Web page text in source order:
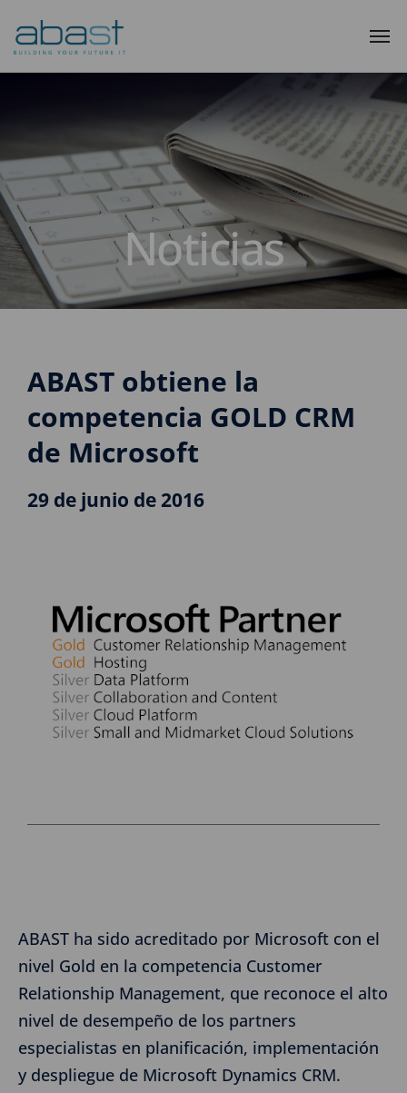
Noticias
ABAST obtiene la
competencia GOLD CRM
de Microsoft
29 de junio de 2016
ABAST ha sido acreditado por Microsoft con el
nivel Gold en la competencia Customer
Relationship Management, que reconoce el alto
nivel de desempeño de los partners
especialistas en planificación, implementación
y despliegue de Microsoft Dynamics CRM.